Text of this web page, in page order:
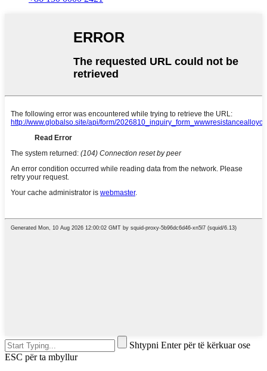
Shtypni Enter për të kërkuar ose
ESC për ta mbyllur